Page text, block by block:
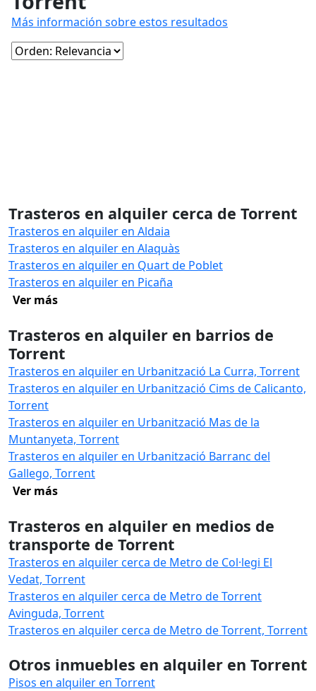
Más información sobre estos resultados
Trasteros en alquiler cerca de Torrent
Trasteros en alquiler en Aldaia
Trasteros en alquiler en Alaquàs
Trasteros en alquiler en Quart de Poblet
Trasteros en alquiler en Picaña
Ver más
Trasteros en alquiler en barrios de
Torrent
Trasteros en alquiler en Urbanització La Curra, Torrent
Trasteros en alquiler en Urbanització Cims de Calicanto,
Torrent
Trasteros en alquiler en Urbanització Mas de la
Muntanyeta, Torrent
Trasteros en alquiler en Urbanització Barranc del
Gallego, Torrent
Ver más
Trasteros en alquiler en medios de
transporte de Torrent
Trasteros en alquiler cerca de Metro de Col·legi El
Vedat, Torrent
Trasteros en alquiler cerca de Metro de Torrent
Avinguda, Torrent
Trasteros en alquiler cerca de Metro de Torrent, Torrent
Otros inmuebles en alquiler en Torrent
Pisos en alquiler en Torrent